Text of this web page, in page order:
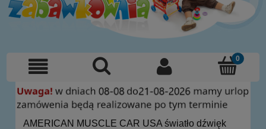
AMERICAN MUSCLE CAR USA światło dźwięk